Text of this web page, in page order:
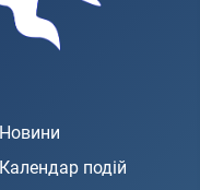
Новини
Календар подій